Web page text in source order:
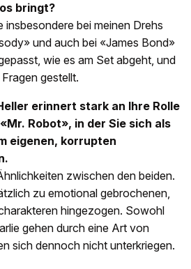
bringt?
insbesondere bei meinen Drehs
und auch bei «James Bond»
wie es am Set abgeht, und
gestellt.
erinnert stark an Ihre Rolle
Robot», in der Sie sich als
eigenen, korrupten
zwischen den beiden.
zu emotional gebrochenen,
hingezogen. Sowohl
gehen durch eine Art von
sich dennoch nicht unterkriegen.